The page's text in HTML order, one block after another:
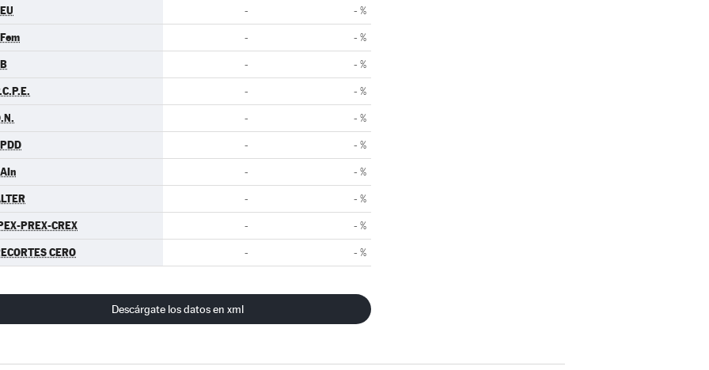
- - %
- - %
- - %
- - %
- - %
- - %
- - %
- - %
PREX-CREX - - %
CERO - - %
Descárgate los datos en xml